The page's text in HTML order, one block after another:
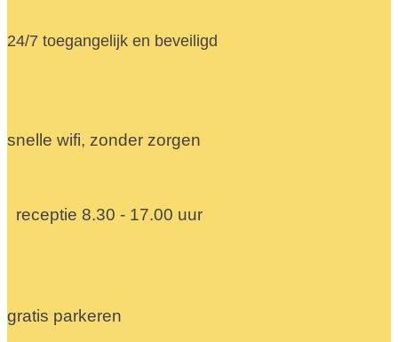
24/7 toegangelijk en beveiligd
snelle wifi, zonder zorgen
receptie 8.30 - 17.00 uur
gratis parkeren